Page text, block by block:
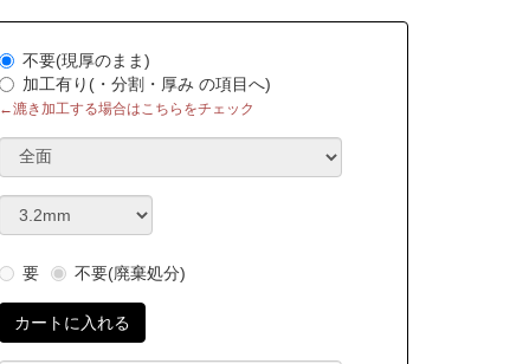
不要(現厚のまま)
加工有り(・分割・厚み の項目へ)
←漉き加工する場合はこちらをチェック
要 不要(廃棄処分)